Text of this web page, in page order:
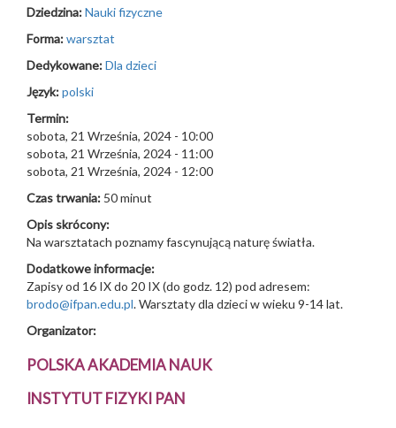
Dziedzina:Nauki fizyczne
Forma:warsztat
Dedykowane:Dla dzieci
Język:polski
Termin:
sobota, 21 Września, 2024 - 10:00
sobota, 21 Września, 2024 - 11:00
sobota, 21 Września, 2024 - 12:00
Czas trwania: 50 minut
Opis skrócony:
Na warsztatach poznamy fascynującą naturę światła.
Dodatkowe informacje:
Zapisy od 16 IX do 20 IX (do godz. 12) pod adresem:
brodo@ifpan.edu.pl. Warsztaty dla dzieci w wieku 9-14 lat.
Organizator:
POLSKA AKADEMIA NAUK
INSTYTUT FIZYKI PAN